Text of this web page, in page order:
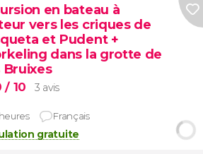
en bateau à
vers les criques de
et Pudent +
dans la grotte de
Bruixes
/ 10 3 avis
Français
gratuite